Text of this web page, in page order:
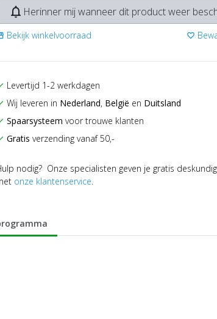
notifications_none Herinner mij wanneer dit product weer
Bekijk winkelvoorraad favorite_border
Levertijd 1-2 werkdagen
Wij leveren in Nederland, België en Duitsland
Spaarsysteem voor trouwe klanten
Gratis verzending vanaf 50,-
nodig? Onze specialisten geven je gratis
onze klantenservice.